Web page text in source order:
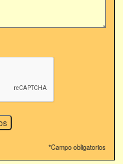
*Campo obligatorios